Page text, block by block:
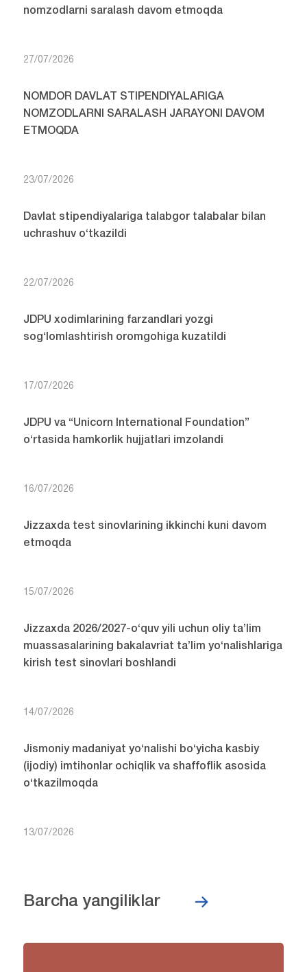
nomzodlarni saralash davom etmoqda
27/07/2026
NOMDOR DAVLAT STIPENDIYALARIGA
NOMZODLARNI SARALASH JARAYONI DAVOM
ETMOQDA
23/07/2026
Davlat stipendiyalariga talabgor talabalar bilan
uchrashuv o‘tkazildi
22/07/2026
JDPU xodimlarining farzandlari yozgi
sog‘lomlashtirish oromgohiga kuzatildi
17/07/2026
JDPU va “Unicorn International Foundation”
o‘rtasida hamkorlik hujjatlari imzolandi
16/07/2026
Jizzaxda test sinovlarining ikkinchi kuni davom
etmoqda
15/07/2026
Jizzaxda 2026/2027-o‘quv yili uchun oliy ta’lim
muassasalarining bakalavriat ta’lim yo‘nalishlariga
kirish test sinovlari boshlandi
14/07/2026
Jismoniy madaniyat yo‘nalishi bo‘yicha kasbiy
(ijodiy) imtihonlar ochiqlik va shaffoflik asosida
o‘tkazilmoqda
13/07/2026
Barcha yangiliklar